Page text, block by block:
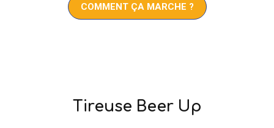
COMMENT ÇA MARCHE ?
Tireuse Beer Up